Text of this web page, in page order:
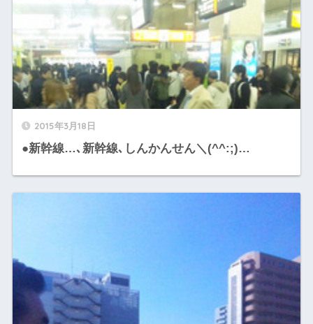
2015年3月18日
●新幹線…､新幹線､しんかんせん＼(^^:;)…